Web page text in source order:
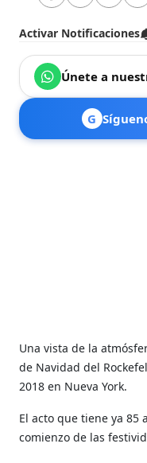
Activar Notificaciones
Únete a
G
Una vista de la
de Navidad del
2018 en Nueva York.
El acto que tiene ya 85
comienzo de las